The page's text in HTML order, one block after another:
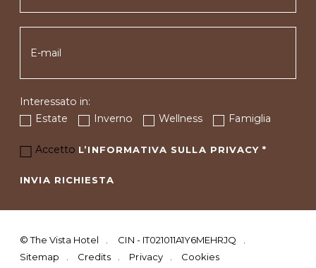
Interessato in:
Estate
Inverno Wellness Famiglia
Accetto L’INFORMATIVA SULLA PRIVACY*
INVIA RICHIESTA
©The Vista Hotel
CIN - IT021011A1Y6MEHRJQ
Sitemap
Credits Privacy Cookies